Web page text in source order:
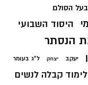
בעל הסולם
היסוד השבועי
הנסתר
יעקב יצחק ל"ג בעומר
לימוד קבלה לנשים